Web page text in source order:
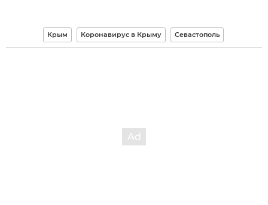
Крым Коронавирус в Крыму Севастополь